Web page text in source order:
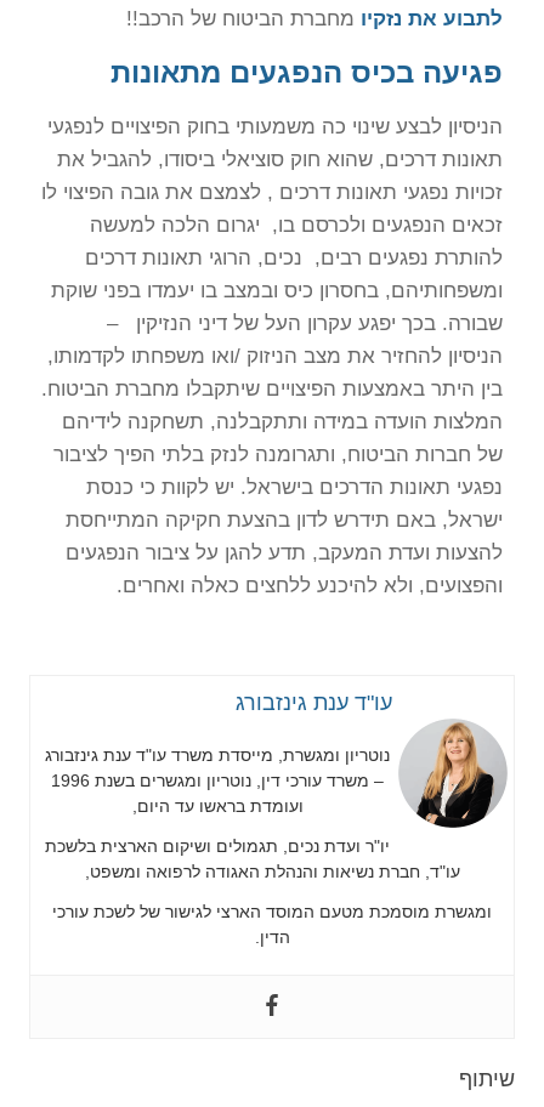
לתבוע את נזקיו מחברת הביטוח של הרכב!!
פגיעה בכיס הנפגעים מתאונות
הניסיון לבצע שינוי כה משמעותי בחוק הפיצויים לנפגעי
תאונות דרכים, שהוא חוק סוציאלי ביסודו, להגביל את
זכויות נפגעי תאונות דרכים , לצמצם את גובה הפיצוי לו
זכאים הנפגעים ולכרסם בו, יגרום הלכה למעשה
להותרת נפגעים רבים, נכים, הרוגי תאונות דרכים
ומשפחותיהם, בחסרון כיס ובמצב בו יעמדו בפני שוקת
שבורה. בכך יפגע עקרון העל של דיני הנזיקין –
הניסיון להחזיר את מצב הניזוק /ואו משפחתו לקדמותו,
בין היתר באמצעות הפיצויים שיתקבלו מחברת הביטוח.
המלצות הועדה במידה ותתקבלנה, תשחקנה לידיהם
של חברות הביטוח, ותגרומנה לנזק בלתי הפיך לציבור
נפגעי תאונות הדרכים בישראל. יש לקוות כי כנסת
ישראל, באם תידרש לדון בהצעת חקיקה המתייחסת
להצעות ועדת המעקב, תדע להגן על ציבור הנפגעים
והפצועים, ולא להיכנע ללחצים כאלה ואחרים.
עו"ד ענת גינזבורג
נוטריון ומגשרת, מייסדת משרד עו"ד ענת גינזבורג
– משרד עורכי דין, נוטריון ומגשרים בשנת 1996
ועומדת בראשו עד היום,
יו"ר ועדת נכים, תגמולים ושיקום הארצית בלשכת
עו"ד, חברת נשיאות והנהלת האגודה לרפואה ומשפט,
ומגשרת מוסמכת מטעם המוסד הארצי לגישור של לשכת עורכי
הדין.
שיתוף